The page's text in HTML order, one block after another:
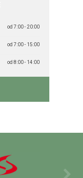
od 7:00 - 20:00
od 7:00 - 15:00
od 8:00 - 14:00